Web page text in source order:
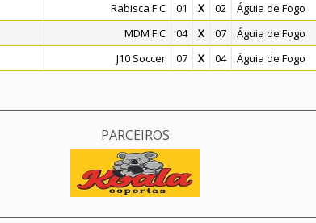
Rabisca F.C 01 X 02 Águia de Fogo
MDM F.C 04 X 07 Águia de Fogo
J10 Soccer 07 X 04 Águia de Fogo
PARCEIROS